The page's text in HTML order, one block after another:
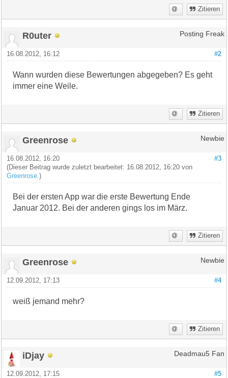
Zitieren
R0uter Posting Freak
#2
16.08.2012, 16:12
Wann wurden diese Bewertungen abgegeben? Es geht
immer eine Weile.
Zitieren
Greenrose Newbie
#3
16.08.2012, 16:20
(Dieser Beitrag wurde zuletzt bearbeitet: 16.08.2012, 16:20 von
Greenrose .)
Bei der ersten App war die erste Bewertung Ende
Januar 2012. Bei der anderen gings los im März.
Zitieren
Greenrose Newbie
#4
12.09.2012, 17:13
weiß jemand mehr?
Zitieren
iDjay Deadmau5 Fan
#5
12.09.2012, 17:15